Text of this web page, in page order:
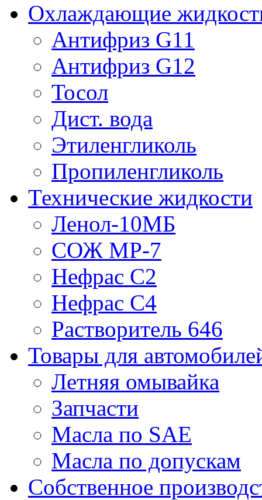
Охлаждающие
Антифриз G11
Антифриз G12
Тосол
Дист. вода
Этиленгликоль
Пропиленгликоль
Технические жидкости
Ленол-10МБ
СОЖ МР-7
Нефрас С2
Нефрас С4
Растворитель 646
Товары для
Летняя омывайка
Запчасти
Масла по SAE
Масла по допускам
Собственное